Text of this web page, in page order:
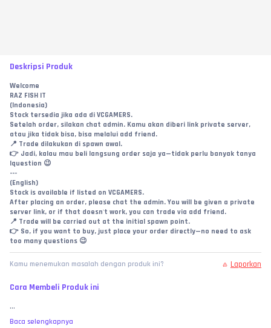
Deskripsi Produk
Welcome
RAZ FISH IT
(Indonesia)
Stock tersedia jika ada di VCGAMERS.
Setelah order, silakan chat admin. Kamu akan diberi link private server,
atau jika tidak bisa, bisa melalui add friend.
📍 Trade dilakukan di spawn awal.
👉 Jadi, kalau mau beli langsung order saja ya—tidak perlu banyak tanya
lquestion 😉
---
(English)
Stock is available if listed on VCGAMERS.
After placing an order, please chat the admin. You will be given a private
server link, or if that doesn't work, you can trade via add friend.
📍 Trade will be carried out at the initial spawn point.
👉 So, if you want to buy, just place your order directly—no need to ask
too many questions 😉
Kamu menemukan masalah dengan produk ini? Laporkan
Cara Membeli Produk ini
...
Baca selengkapnya